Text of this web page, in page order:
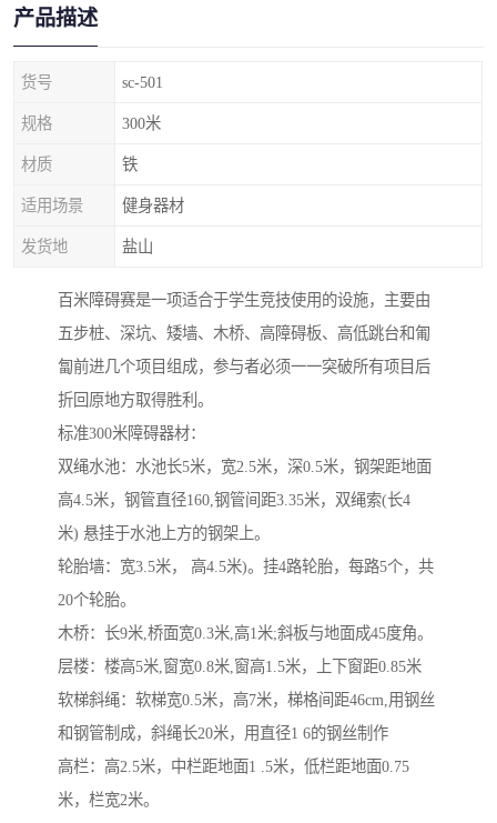
产品描述
货号 sc-501
规格 300米
材质 铁
适用场景 健身器材
发货地 盐山
百米障碍赛是一项适合于学生竞技使用的设施，主要由
五步桩、深坑、矮墙、木桥、高障碍板、高低跳台和匍
匐前进几个项目组成，参与者必须一一突破所有项目后
折回原地方取得胜利。
标准300米障碍器材：
双绳水池：水池长5米，宽2.5米，深0.5米，钢架距地面
高4.5米，钢管直径160,钢管间距3.35米，双绳索(长4
米) 悬挂于水池上方的钢架上。
轮胎墙：宽3.5米， 高4.5米)。挂4路轮胎，每路5个，共
20个轮胎。
木桥：长9米,桥面宽0.3米,高1米;斜板与地面成45度角。
层楼：楼高5米,窗宽0.8米,窗高1.5米，上下窗距0.85米
软梯斜绳：软梯宽0.5米，高7米，梯格间距46cm,用钢丝
和钢管制成，斜绳长20米，用直径1 6的钢丝制作
高栏：高2.5米，中栏距地面1 .5米，低栏距地面0.75
米，栏宽2米。